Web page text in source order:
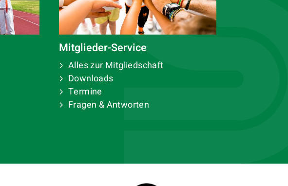
Mitglieder-Service
Alles zur Mitgliedschaft
Downloads
Termine
Fragen & Antworten